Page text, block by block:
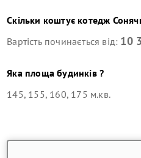
Скільки коштуєкотедж
Вартість починається від: 10
Яка площа будинків ?
145, 155, 160, 175 м.кв.